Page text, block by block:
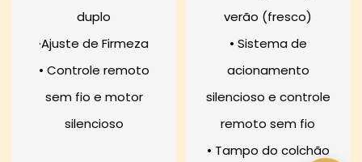
duplo
·Ajuste de Firmeza
• Controle remoto
sem fio e motor
silencioso
verão (fresco)
• Sistema de
acionamento
silencioso e controle
remoto sem fio
• Tampo do colchão